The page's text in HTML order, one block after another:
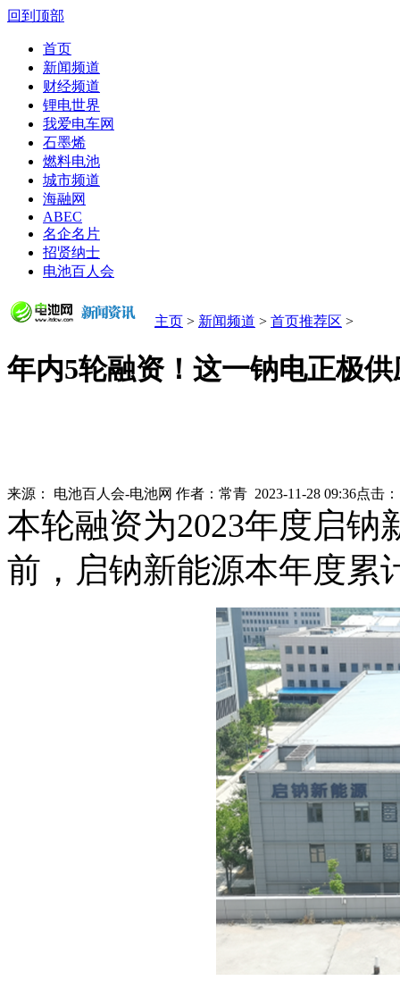
回到顶部
首页
新闻频道
财经频道
锂电世界
我爱电车网
石墨烯
燃料电池
城市频道
海融网
ABEC
名企名片
招贤纳士
电池百人会
主页 > 新闻频道 > 首页推荐区 >
年内5轮融资！这一钠电正极
来源： 电池百人会-电池网 作者： 常青 2023-11-28 09:36点击
本轮融资为2023年度启
前，启钠新能源本年度累